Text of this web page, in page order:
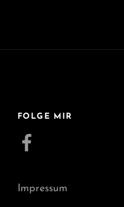
FOLGE MIR
Facebook
Impressum